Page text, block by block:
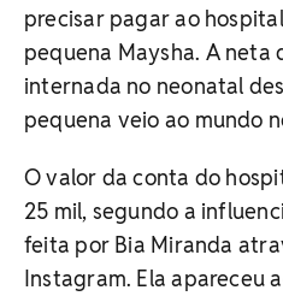
precisar pagar ao
pequena Maysha. A neta
internada no neonatal
pequena veio ao mundo
O valor da conta do
25 mil, segundo a
feita por Bia Miranda
Instagram. Ela apareceu